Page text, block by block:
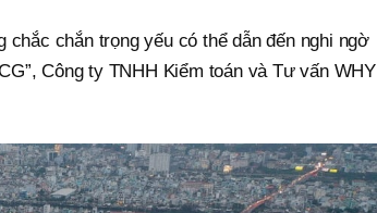
chắn trọng yếu có thể dẫn đến nghi ngờ
Công ty TNHH Kiểm toán và Tư vấn WHY